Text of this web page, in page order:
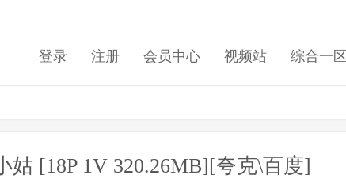
登录 注册 会员中心 视频站 综合一区
姑 [18P 1V 320.26MB][夸克\百度]